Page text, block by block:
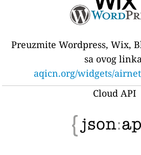
Preuzmite Wordpress, Wix,
sa ovog
aqicn.org/widgets/
Cloud API